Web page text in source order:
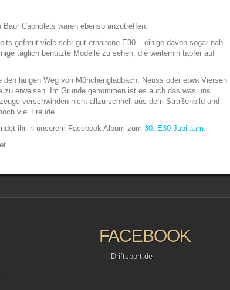
Cabriolets waren ebenso anzutreffen.
gefreut viele sehr gut erhaltene E30 – einige davon sogar nah
täglich benutzte Modelle zu sehen, die weiterhin tapfer auf
den langen Weg von Mönchengladbach, Neuss oder etwa Viersen
zu erweisen. Im Grunde genommen ist es auch das was uns
verschwinden nicht allzu schnell aus dem Straßenbild und
viel Freude.
ihr in unserem Facebook Album zum30. E30 Jubiläum.
FACEBOOK
Driftsport.de